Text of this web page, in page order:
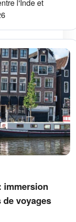
l'Inde et
immersion
voyages